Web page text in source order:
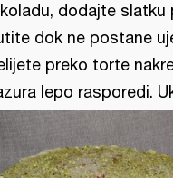
dodajte slatku
dok ne postane
preko torte
lepo rasporedi.